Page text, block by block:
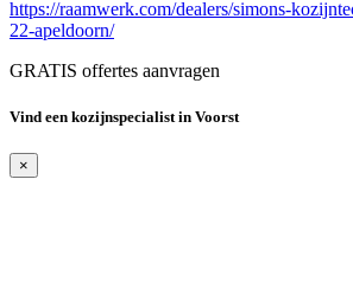
https://raamwerk.com/dealers/simons-
22-apeldoorn/
GRATIS offertes aanvragen
Vind een kozijnspecialist in Voorst
×